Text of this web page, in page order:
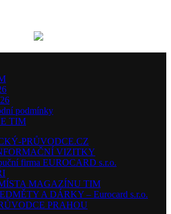
podmínky
TIM
PRŮVODCE.CZ
VIZITKY
firma EUROCARD s.r.o.
MAGAZÍNU TIM
A DÁRKY – Eurocard s.r.o.
PRAHOU